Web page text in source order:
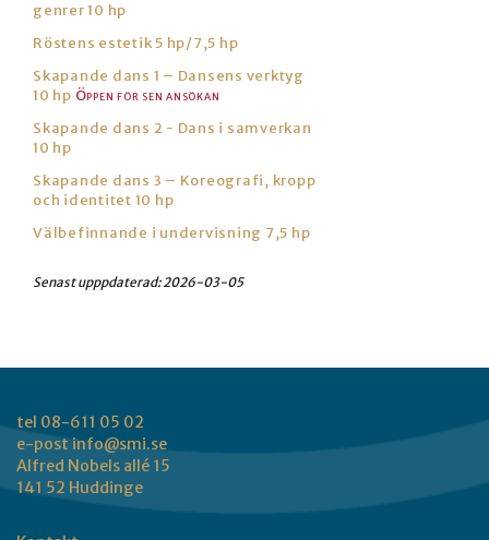
genrer 10 hp
Röstens estetik 5 hp/7,5 hp
Skapande dans 1 – Dansens verktyg
10 hp
Skapande dans 2 - Dans i samverkan
10 hp
Skapande dans 3 – Koreografi, kropp
och identitet 10 hp
Välbefinnande i undervisning 7,5 hp
Senast upppdaterad:2026-03-05
tel 08-611 05 02
e-postinfo@smi.se
Alfred Nobels allé 15
141 52 Huddinge